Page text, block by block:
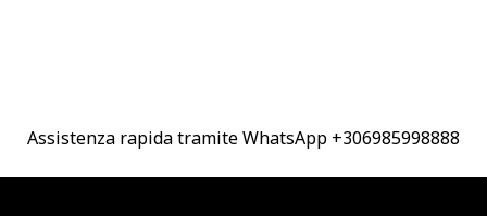
Assistenza rapida tramite WhatsApp +306985998888